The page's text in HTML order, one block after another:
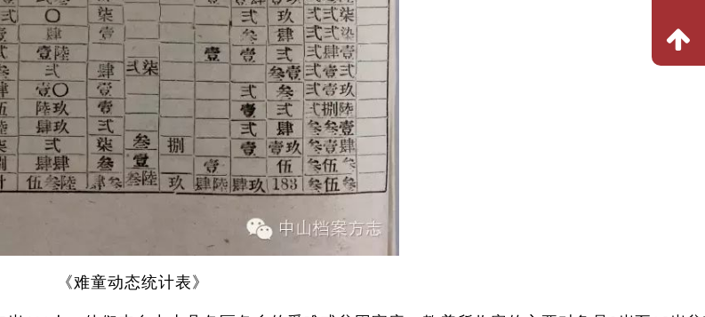
《难童动态统计表》